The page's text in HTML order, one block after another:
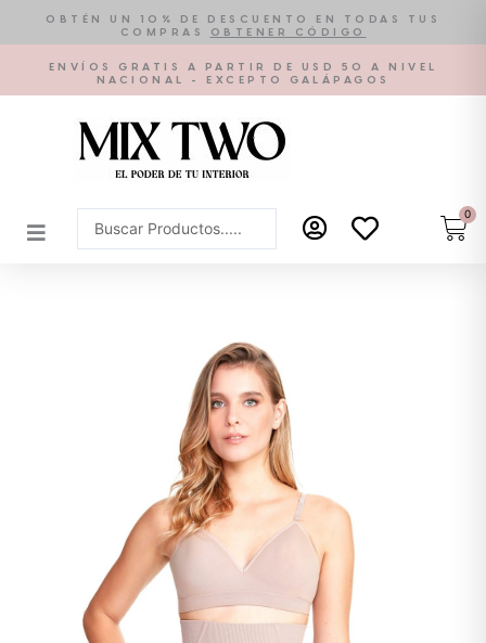
contenido
OBTÉN UN 10% DE DESCUENTO EN TODAS TUS
COMPRAS
OBTENER CÓDIGO
ENVÍOS GRATIS A PARTIR DE USD 50 A NIVEL
NACIONAL - EXCEPTO GALÁPAGOS
Search
...
0